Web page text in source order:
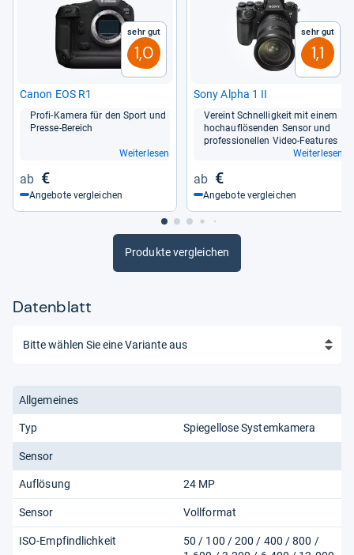
Sehr gut
1,0
Canon EOS R1
Profi-​Kamera für den Sport und
Presse-​Bereich
Weiterlesen
€
Angebote vergleichen
Sehr gut
1,1
Sony Alpha 1 II
Ver­eint Schnel­lig­keit mit einem
hoch­auf­lö­sen­den Sen­sor und
pro­fes­sio­nel­len Video-​Fea­tu­res
Weiterlesen
€
Angebote vergleichen
Produkte vergleichen
Datenblatt
Allgemeines
Typ Spiegellose Systemkamera
Sensor
Auflösung 24 MP
Sensor Vollformat
ISO-Empfindlichkeit
50 / 100 / 200 / 400 / 800 /